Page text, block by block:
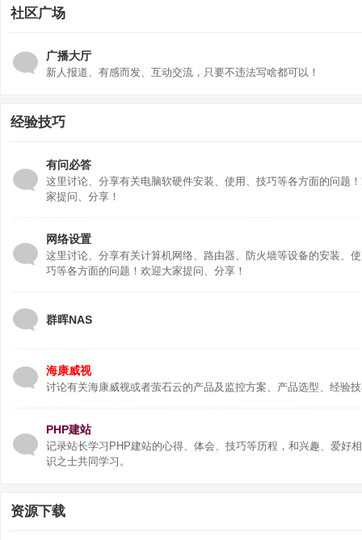
好社区广场
广播大厅
新人报道、有感而发、互动交流，只要不违法写啥都可以！
经验技巧
有问必答
这里讨论、分享有关电脑软硬件安装、使用、技巧等各方面的问题
家提问、分享！
网络设置
这里讨论、分享有关计算机网络、路由器、防火墙等设备的安装、
巧等各方面的问题！欢迎大家提问、分享！
群晖NAS
海康威视
讨论有关海康威视或者萤石云的产品及监控方案、产品选型、经验
PHP建站
记录站长学习PHP建站的心得、体会、技巧等历程，和兴趣、爱好
识之士共同学习。
资源下载